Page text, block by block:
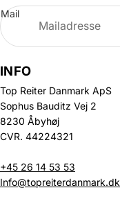
Mail
INFO
Top Reiter Danmark ApS
Sophus Bauditz Vej 2
8230 Åbyhøj
CVR. 44224321
+45 26 14 53 53
Info@topreiterdanmark.dk